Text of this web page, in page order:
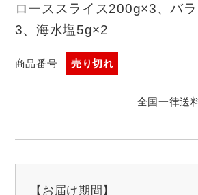
ローススライス200g×3、バ
3、海水塩5g×2
商品番号 売り切れ
全国一律送
【お届け期間】